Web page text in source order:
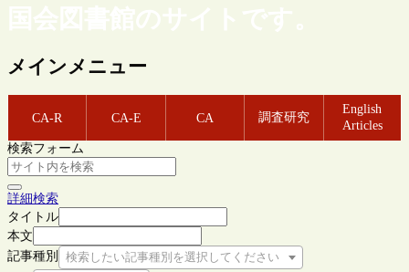
国会図書館のサイトです。
メインメニュー
CA-R CA-E CA 調査研究
English
Articles
検索フォーム
詳細検索
タイトル
本文
記事種別
検索したい記事種別を選択してください